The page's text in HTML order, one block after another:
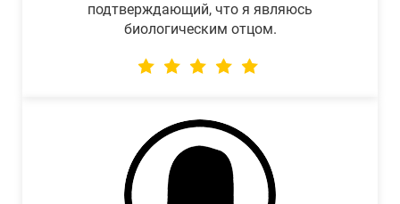
подтверждающий, что я являюсь
биологическим отцом.